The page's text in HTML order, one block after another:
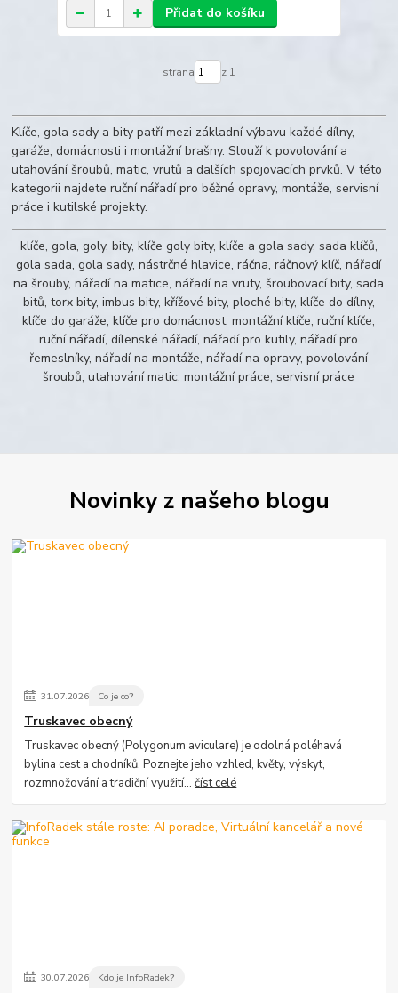
Přidat do košíku
strana z 1
Klíče, gola sady a bity patří mezi základní výbavu každé dílny,
garáže, domácnosti i montážní brašny. Slouží k povolování a
utahování šroubů, matic, vrutů a dalších spojovacích prvků. V této
kategorii najdete ruční nářadí pro běžné opravy, montáže, servisní
práce i kutilské projekty.
klíče, gola, goly, bity, klíče goly bity, klíče a gola sady, sada klíčů,
gola sada, gola sady, nástrčné hlavice, ráčna, ráčnový klíč, nářadí
na šrouby, nářadí na matice, nářadí na vruty, šroubovací bity, sada
bitů, torx bity, imbus bity, křížové bity, ploché bity, klíče do dílny,
klíče do garáže, klíče pro domácnost, montážní klíče, ruční klíče,
ruční nářadí, dílenské nářadí, nářadí pro kutily, nářadí pro
řemeslníky, nářadí na montáže, nářadí na opravy, povolování
šroubů, utahování matic, montážní práce, servisní práce
Novinky z našeho blogu
31.07.2026 Co je co?
Truskavec obecný
Truskavec obecný (Polygonum aviculare) je odolná poléhavá
bylina cest a chodníků. Poznejte jeho vzhled, květy, výskyt,
rozmnožování a tradiční využití...číst celé
30.07.2026 Kdo je InfoRadek?